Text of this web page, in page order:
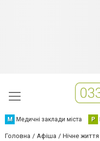
М Медичні заклади міста Р
Головна Афіша Нічне життя